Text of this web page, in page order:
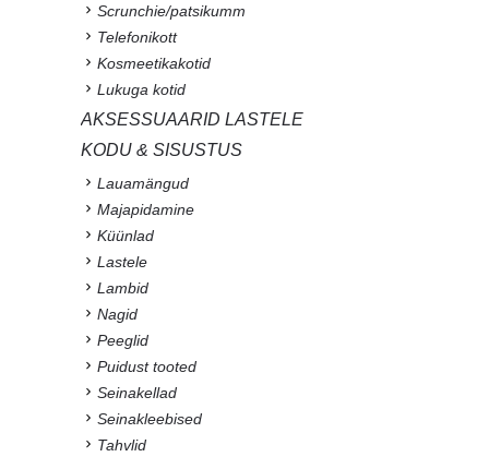
Scrunchie/patsikumm
Telefonikott
Kosmeetikakotid
Lukuga kotid
AKSESSUAARID LASTELE
KODU & SISUSTUS
Lauamängud
Majapidamine
Küünlad
Lastele
Lambid
Nagid
Peeglid
Puidust tooted
Seinakellad
Seinakleebised
Tahvlid